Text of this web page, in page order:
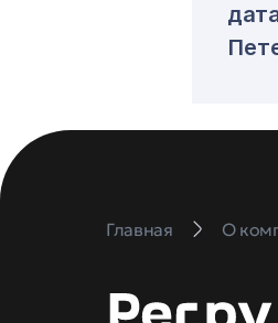
Главная О